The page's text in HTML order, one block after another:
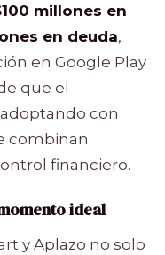
millones en
en deuda,
en Google Play
que el
con
combinan
financiero.
ideal
y Aplazo no solo